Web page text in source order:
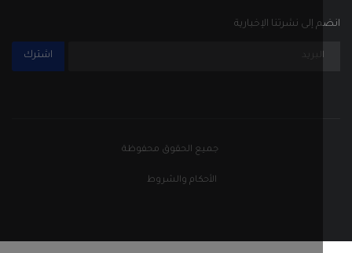
إلى نشرتنا الإخبارية
جميع الحقوق محفوظة
الأحكام والشروط